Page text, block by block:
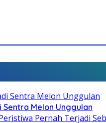
Sentra Melon Unggulan